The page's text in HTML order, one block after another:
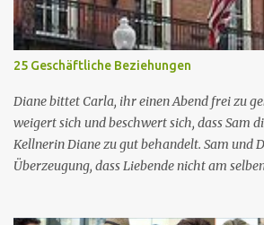
Apr. 2024 Deutsch­sprachige
Aug. 2024 Abbott Elementary ist eine US-
im Mockumentary-Stil, die von Quinta
Eine Gruppe von sehr engagierten Lehrern
unbeholfene Schulleiterin versuchen trotz
Widerstände, an einer öffentlichen ...
25 Geschäftliche Beziehungen
Diane bittet Carla, ihr einen Abend frei zu
weigert sich und beschwert sich, dass Sam
Kellnerin Diane zu gut behandelt. Sam und
Überzeugung, dass Liebende nicht am